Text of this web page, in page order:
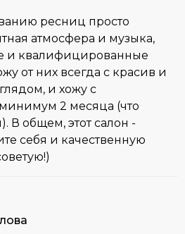
ресниц просто
атмосфера и музыка,
и квалифицированные
от них всегда с красив и
и хожу с
2 месяца (что
В общем, этот салон -
себя и качественную